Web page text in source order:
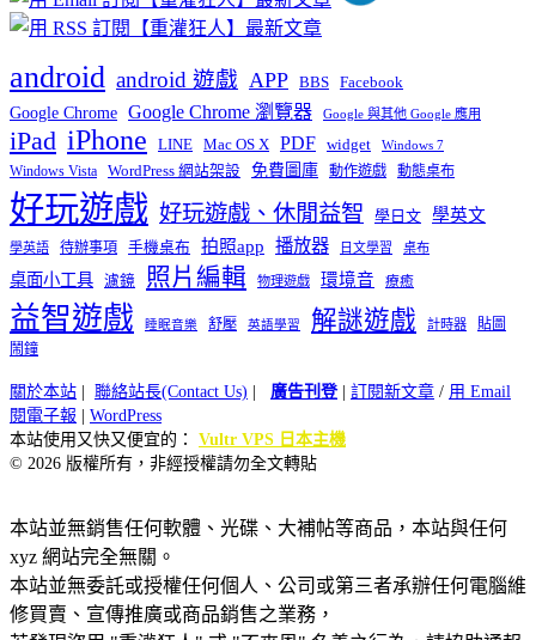
android android 遊戲 APP BBS Facebook
Google Chrome Google Chrome 瀏覽器 Google 與其他 Google 應用
iPad iPhone LINE Mac OS X PDF widget Windows 7
Windows Vista WordPress 網站架設 免費圖庫 動作遊戲 動態桌布
好玩遊戲 好玩遊戲、休閒益智 學日文 學英文
學英語 待辦事項 手機桌布 拍照app 播放器 日文學習 桌布
桌面小工具 濾鏡 照片編輯 物理遊戲 環境音 療癒
益智遊戲 睡眠音樂 舒壓 英語學習 解謎遊戲 計時器
貼圖
鬧鐘
關於本站 聯絡站長(Contact Us) 廣告刊登| 訂閱新文章 / 用 Email
閱電子報
WordPress
本站使用又快又便宜的： Vultr VPS 日本主機
© 2026 版權所有，非經授權請勿全文轉貼
本站並無銷售任何軟體、光碟、大補帖等商品，本站與任何
xyz 網站完全無關。
本站並無委託或授權任何個人、公司或第三者承辦任何電腦維
修買賣、宣傳推廣或商品銷售之業務，